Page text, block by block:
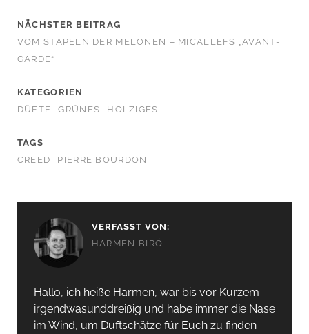
NÄCHSTER BEITRAG
VOM STAPELN DER MELONEN – MICALLEFS „AVANT-
GARDE“
KATEGORIEN
DÜFTE
GRÜNES HOLZIGES
TAGS
CREED
PIERRE BOURDON
VERFASST VON:
HARMEN BIRÓ
Hallo, ich heiße Harmen, war bis vor Kurzem
irgendwas­unddreißig und habe immer die Nase
im Wind, um Duftschätze für Euch zu finden